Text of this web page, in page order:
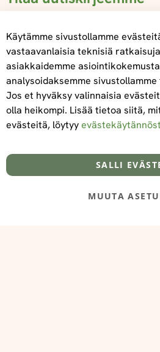
Tilaa
Tietoa meistä
@‌2025 FooDeliDoo
Käytämme sivustollamme
vastaavanlaisia teknisiä
asiakkaidemme
analysoidaksemme
Jos et hyväksy valinnaisia
olla heikompi. Lisää tietoa siitä,
evästeitä, löytyy
SALLI
MUUTA